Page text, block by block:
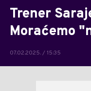
Trener
Moraćemo
07.02.2025. / 15:35